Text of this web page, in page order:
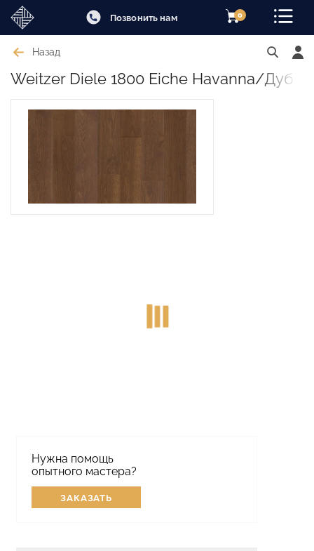
Позвонить нам 0
Назад
Weitzer Diele 1800 Eiche Havanna/Дуб
Нужна помощь
опытного мастера?
ЗАКАЗАТЬ